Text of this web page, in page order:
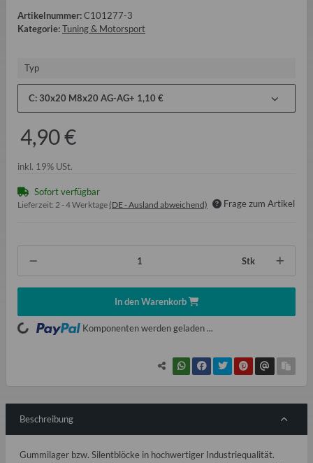
Artikelnummer:C101277-3
Kategorie:Tuning & Motorsport
Typ
C: 30x20 M8x20 AG-AG+ 1,10 €
4,90 €
inkl. 19% USt.
Sofort verfügbar
Lieferzeit: 2 - 4 Werktage (DE - Ausland abweichend) Frage zum Artikel
Stk
In den Warenkorb
Komponenten werden geladen ...
Beschreibung
Gummilager bzw. Silentblöcke in hochwertiger Industriequalität.